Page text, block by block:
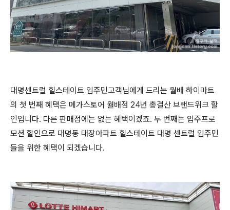
대명센트럴 힐스테이트 입주민고객님에게 드리는 월배 하이마트
의 첫 번째 혜택은 메가스토어 월배점 24년 총결산 브랜드위크 할
인입니다. 다른 판매점에는 없는 혜택이겠죠. 두 번째는 입주프로
모션 할인으로 대명동 대장아파트 힐스테이트 대명 센트럴 입주민
들을 위한 혜택이 되겠습니다.